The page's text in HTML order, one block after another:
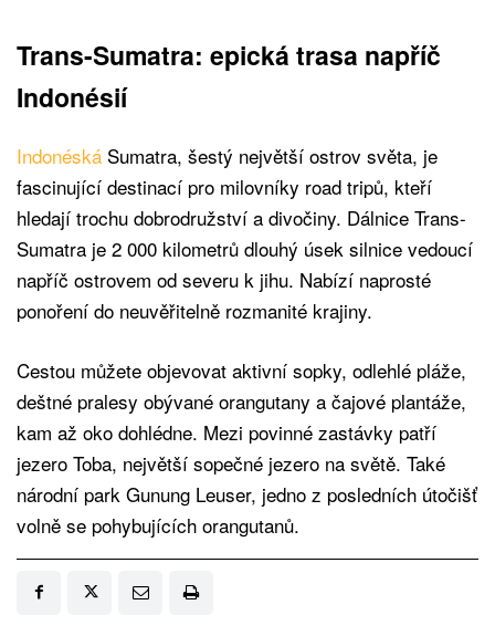
Trans-Sumatra: epická trasa napříč
Indonésií
Indonéská Sumatra, šestý největší ostrov světa, je
fascinující destinací pro milovníky road tripů, kteří
hledají trochu dobrodružství a divočiny. Dálnice Trans-
Sumatra je 2 000 kilometrů dlouhý úsek silnice vedoucí
napříč ostrovem od severu k jihu. Nabízí naprosté
ponoření do neuvěřitelně rozmanité krajiny.
Cestou můžete objevovat aktivní sopky, odlehlé pláže,
deštné pralesy obývané orangutany a čajové plantáže,
kam až oko dohlédne. Mezi povinné zastávky patří
jezero Toba, největší sopečné jezero na světě. Také
národní park Gunung Leuser, jedno z posledních útočišť
volně se pohybujících orangutanů.